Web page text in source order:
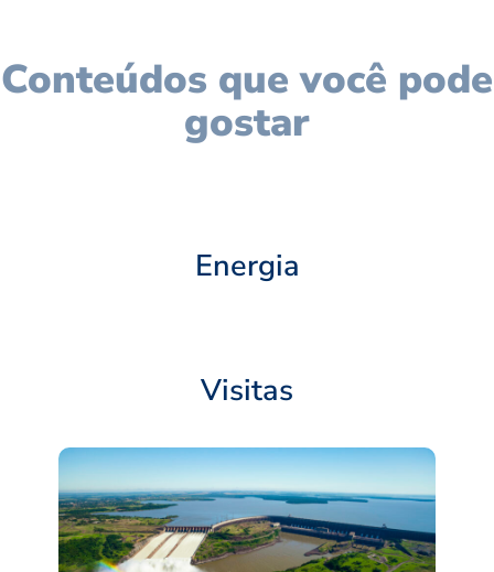
Conteúdos que você pode
gostar
Energia
Visitas